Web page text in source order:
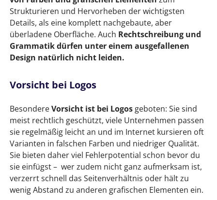
Strukturieren und Hervorheben der wichtigsten
Details, als eine komplett nachgebaute, aber
überladene Oberfläche. Auch Rechtschreibung und
Grammatik dürfen unter einem ausgefallenen
Design natürlich nicht leiden.
Vorsicht bei Logos
BesondereVorsicht ist bei Logosgeboten: Sie sind
meist rechtlich geschützt, viele Unternehmen passen
sie regelmäßig leicht an und im Internet kursieren oft
Varianten in falschen Farben und niedriger Qualität.
Sie bieten daher viel Fehlerpotential schon bevor du
sie einfügst – wer zudem nicht ganz aufmerksam ist,
verzerrt schnell das Seitenverhältnis oder hält zu
wenig Abstand zu anderen grafischen Elementen ein.